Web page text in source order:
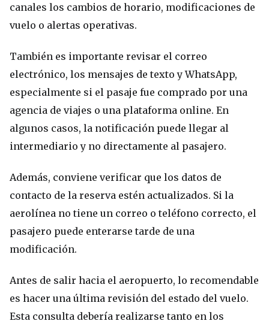
canales los cambios de horario, modificaciones de
vuelo o alertas operativas.
También es importante revisar el correo
electrónico, los mensajes de texto y WhatsApp,
especialmente si el pasaje fue comprado por una
agencia de viajes o una plataforma online. En
algunos casos, la notificación puede llegar al
intermediario y no directamente al pasajero.
Además, conviene verificar que los datos de
contacto de la reserva estén actualizados. Si la
aerolínea no tiene un correo o teléfono correcto, el
pasajero puede enterarse tarde de una
modificación.
Antes de salir hacia el aeropuerto, lo recomendable
es hacer una última revisión del estado del vuelo.
Esta consulta debería realizarse tanto en los